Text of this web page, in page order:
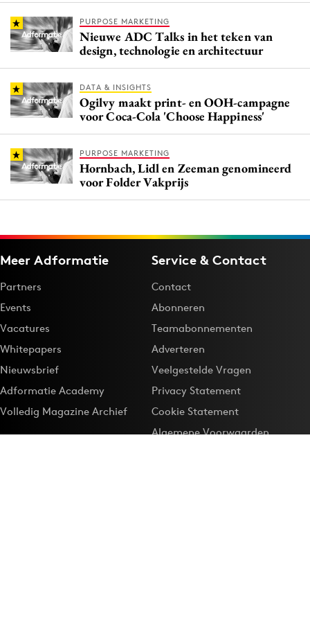
PURPOSE MARKETING
Nieuwe ADC Talks in het teken van
design, technologie en architectuur
DATA & INSIGHTS
Ogilvy maakt print- en OOH-campagne
voor Coca-Cola 'Choose Happiness'
PURPOSE MARKETING
Hornbach, Lidl en Zeeman genomineerd
voor Folder Vakprijs
Meer Adformatie
Partners
Events
Vacatures
Whitepapers
Nieuwsbrief
Adformatie Academy
Volledig Magazine Archief
Service & Contact
Contact
Abonneren
Teamabonnementen
Adverteren
Veelgestelde Vragen
Privacy Statement
Cookie Statement
Algemene Voorwaarden